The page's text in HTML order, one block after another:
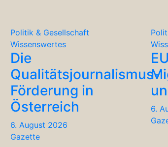
Politik & Gesellschaft
Wissenswertes
Die
Qualitätsjournalismus-
Förderung in
Österreich
6. August 2026
Gazette
6.